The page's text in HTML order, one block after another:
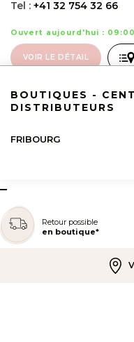
Tel : +41 32 754 32 66
Ouvert aujourd'hui :
VOIR LE DÉTAIL
BOUTIQUES -
DISTRIBUTEURS
FRIBOURG
–
Retour possible
en boutique*
Livraison offerte